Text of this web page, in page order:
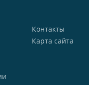
Контакты
Карта сайта